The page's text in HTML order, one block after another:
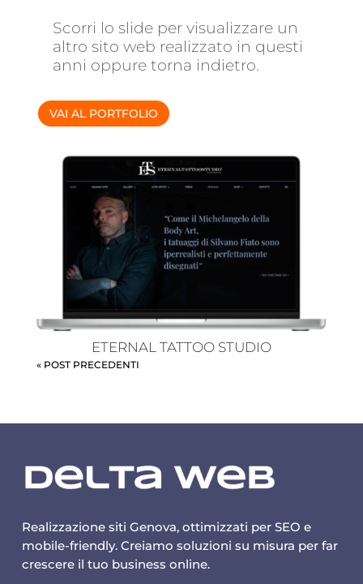
Scorri lo slide per visualizzare un
altro sito web realizzato in questi
anni oppure torna indietro.
VAI AL PORTFOLIO
ETERNAL TATTOO STUDIO
« POST PRECEDENTI
Realizzazione siti Genova, ottimizzati per SEO e
mobile-friendly. Creiamo soluzioni su misura per far
crescere il tuo business online.